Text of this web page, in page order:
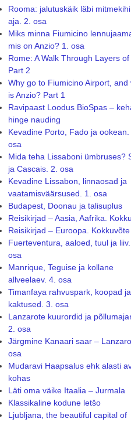
Rooma: jalutuskäik läbi
aja. 2. osa
Miks minna Fiumicino
mis on Anzio? 1. osa
Rome: A Walk Through Layers of
Part 2
Why go to Fiumicino Airport, and
is Anzio? Part 1
Ravipaast Loodus BioSpas –
hinge nauding
Kevadine Porto, Fado ja ookean.
osa
Mida teha Lissaboni ümbruses?
ja Cascais. 2. osa
Kevadine Lissabon, linnaosad ja
vaatamisväärsused. 1. osa
Budapest, Doonau ja talisuplus
Reisikirjad – Aasia, Aafrika.
Reisikirjad – Euroopa. Kokkuvõte
Fuerteventura, aaloed, tuul ja
osa
Manrique, Teguise ja kollane
allveelaev. 4. osa
Timanfaya rahvuspark, koopad ja
kaktused. 3. osa
Lanzarote kuurordid ja
2. osa
Järgmine Kanaari saar –
osa
Mudaravi Haapsalus ehk alasti
kohas
Läti oma väike Itaalia – Jurmala
Klassikaline kodune letšo
Ljubljana, the beautiful capital of